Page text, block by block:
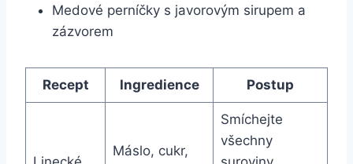
Medové perníčky s javorovým sirupem a
zázvorem
Recept Ingredience Postup
Máslo, cukr,
Smíchejte
všechny